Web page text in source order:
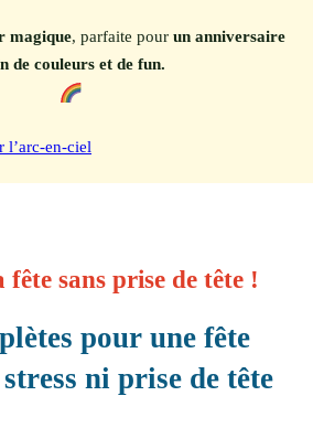
magique, parfaite pour un anniversaire
de couleurs et de fun.
l’arc-en-ciel
sans prise de tête !
pour une fête
ni prise de tête